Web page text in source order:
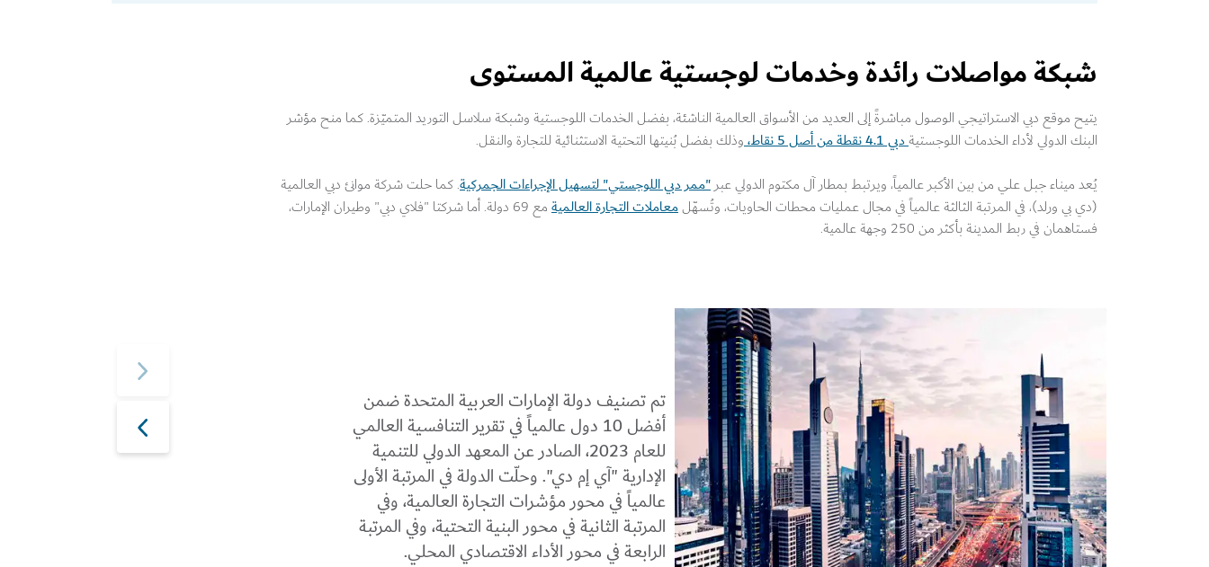
شبكة مواصلات رائدة وخدمات لوجستية عالمية المستوى
يتيح موقع دبي الاستراتيجي الوصول مباشرةً إلى العديد من الأسواق العالمية الناشئة، بفضل الخدمات اللوجستية وشبكة سلاسل التوريد المتميّزة. كما منح مؤشر
البنك الدولي لأداء الخدمات اللوجستيةدبي 4.1 نقطة من أصل 5 نقاط،
وذلك بفضل بُنيتها التحتية الاستثنائية للتجارة والنقل.
يُعد ميناء جبل علي من بين الأكبر عالمياً، ويرتبط بمطار آل مكتوم الدولي عبر"ممر دبي اللوجستي" لتسهيل الإجراءات الجمركية. كما حلت شركة موانئ دبي العالمية
(دي بي ورلد)، في المرتبة الثالثة عالمياً في مجال عمليات محطات الحاويات، وتُسهّلمعاملات التجارة العالمية
مع 69 دولة. أما شركتا "فلاي دبي" وطيران الإمارات،
فستاهمان في ربط المدينة بأكثر من 250 وجهة عالمية.
تم تصنيف دولة الإمارات العربية المتحدة ضمن
أفضل 10 دول عالمياً في تقرير التنافسية العالمي
للعام 2023، الصادر عن المعهد الدولي للتنمية
الإدارية "آي إم دي". وحلّت الدولة في المرتبة الأولى
عالمياً في محور مؤشرات التجارة العالمية، وفي
المرتبة الثانية في محور البنية التحتية، وفي المرتبة
الرابعة في محور الأداء الاقتصادي المحلي.